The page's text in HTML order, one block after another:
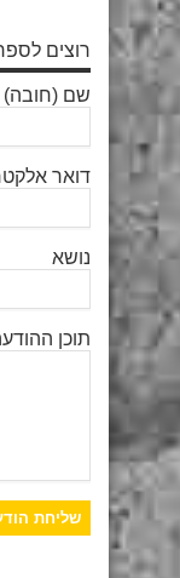
רוצים
שם (חובה)
דואר
נושא
תוכן